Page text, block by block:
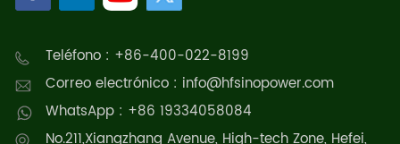
Teléfono : +86-400-022-8199
Correo electrónico : info@hfsinopower.com
WhatsApp : +86 19334058084
No.211,Xiangzhang Avenue, High-tech Zone, Hefei,